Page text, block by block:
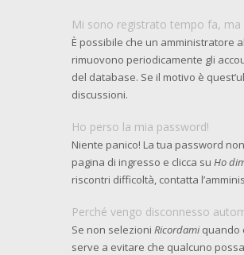
Mi sono registrato tempo fa,
È possibile che un amministratore
rimuovono periodicamente gli
del database. Se il motivo è
discussioni.
Ho perso la mia password!
Niente panico! La tua password
pagina di ingresso e clicca su Ho
riscontri difficoltà, contatta
Perché vengo disconnesso
Se non selezioni Ricordamiquando
serve a evitare che qualcuno